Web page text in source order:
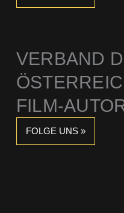
VERBAND
FILM-
FOLGE UNS »